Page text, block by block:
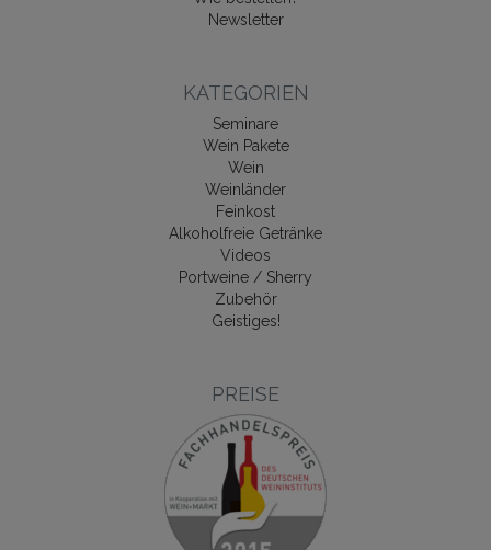
Newsletter
KATEGORIEN
Seminare
Wein Pakete
Wein
Weinländer
Feinkost
Alkoholfreie Getränke
Videos
Portweine / Sherry
Zubehör
Geistiges!
PREISE